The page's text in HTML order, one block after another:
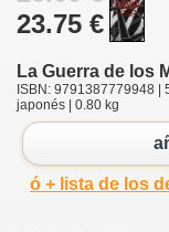
23.75 €
La Guerra de los
ISBN: 9791387779948 |
japonés | 0.80 kg
ó + lista de los